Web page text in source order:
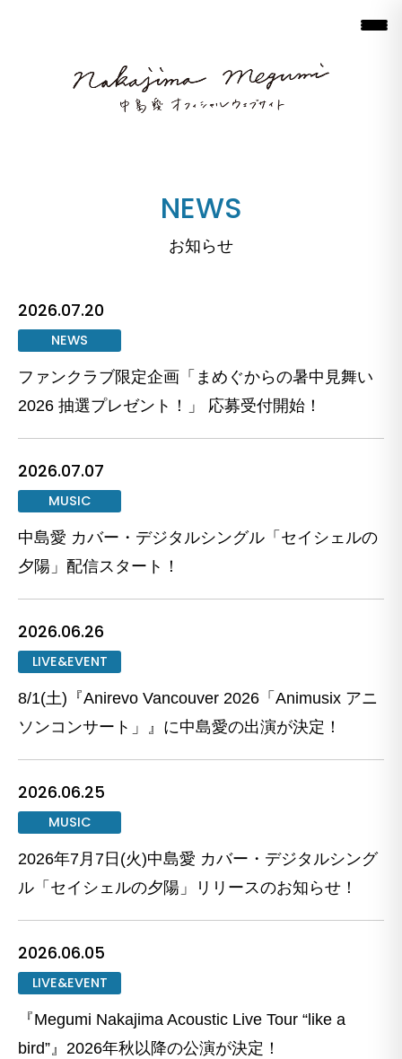
NEWS
お知らせ
2026.07.20
NEWS
ファンクラブ限定企画「まめぐからの暑中見舞い
2026 抽選プレゼント！」 応募受付開始！
2026.07.07
MUSIC
中島愛 カバー・デジタルシングル「セイシェルの
夕陽」配信スタート！
2026.06.26
LIVE&EVENT
8/1(土)『Anirevo Vancouver 2026「Animusix アニ
ソンコンサート」』に中島愛の出演が決定！
2026.06.25
MUSIC
2026年7月7日(火)中島愛 カバー・デジタルシング
ル「セイシェルの夕陽」リリースのお知らせ！
2026.06.05
LIVE&EVENT
『Megumi Nakajima Acoustic Live Tour “like a
bird”』2026年秋以降の公演が決定！